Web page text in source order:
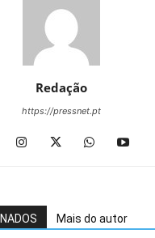
Redação
https://pressnet.pt
Mais do autor